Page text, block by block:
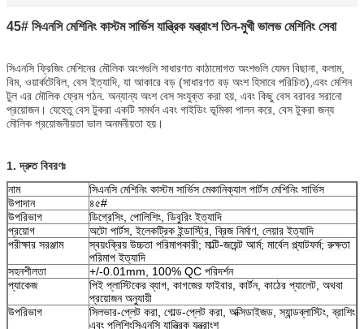
45# সিএনসি মেশিনিং কাস্টম সার্ভিস যান্ত্রিক যন্ত্রাংশ তিন-মুখী ভালভ মেশিনিং সেবা
সিএনসি ফ্রিজিং মেশিনের মৌলিক অংশগুলি সাধারণত কাঠামোগত অংশগুলি যেমন বিছানা, কলাম,
বিম, ওয়ার্কটেবিল, বেস ইত্যাদি, যা আকারে বড় (সাধারণত বড় অংশ হিসাবে পরিচিত),এবং মেশিন
টুল এর মৌলিক ফ্রেম গঠন. অন্যান্য অংশ বেস সংযুক্ত করা হয়, এবং কিছু বেস বরাবর সরানো
প্রয়োজন। যেহেতু বেস টুকরা একটি সমর্থন এবং গাইডিং ভূমিকা পালন করে, বেস টুকরা জন্য
মৌলিক প্রয়োজনীয়তা ভাল অনমনীয়তা হয়।
1. দ্রুত বিবরণঃ
নাম
সিএনসি মেশিনিং কাস্টম সার্ভিস মেকানিক্যাল পার্টস মেশিনিং সার্ভিস
উপাদান
৪৫#
উপরিভাগ
ডিগ্রেসিং, পোলিশিং, ডিবুরিং ইত্যাদি
প্রয়োগ
অটো পার্টস, ইলেকট্রিক ইন্ডাস্ট্রি, ব্রিজ নির্মাণ, লেয়ার ইত্যাদি
পরীক্ষার সরঞ্জাম
স্বয়ংক্রিয় উচ্চতা পরিমাপকারী; মাল্টি-জয়েন্ট আর্ম; মার্বেল প্ল্যাটফর্ম; রুক্ষতা
পরিমাপ ইত্যাদি
সহনশীলতা
+/-0.01mm, 100% QC পরিদর্শন
প্যাকেজ
পিই প্লাস্টিকের ব্যাগ, কাগজের ফাইবার, কার্টন, কাঠের প্যালেট, অথবা
প্রয়োজন অনুযায়ী
উপরিভাগ
সিলভার-প্লেট করা, গোল্ড-প্লেট করা, অক্সিডাইজড, স্যান্ডব্লাস্টিং, ব্রাশিং
এবং পলিশিংসিএনসি যান্ত্রিক যন্ত্রাংশ